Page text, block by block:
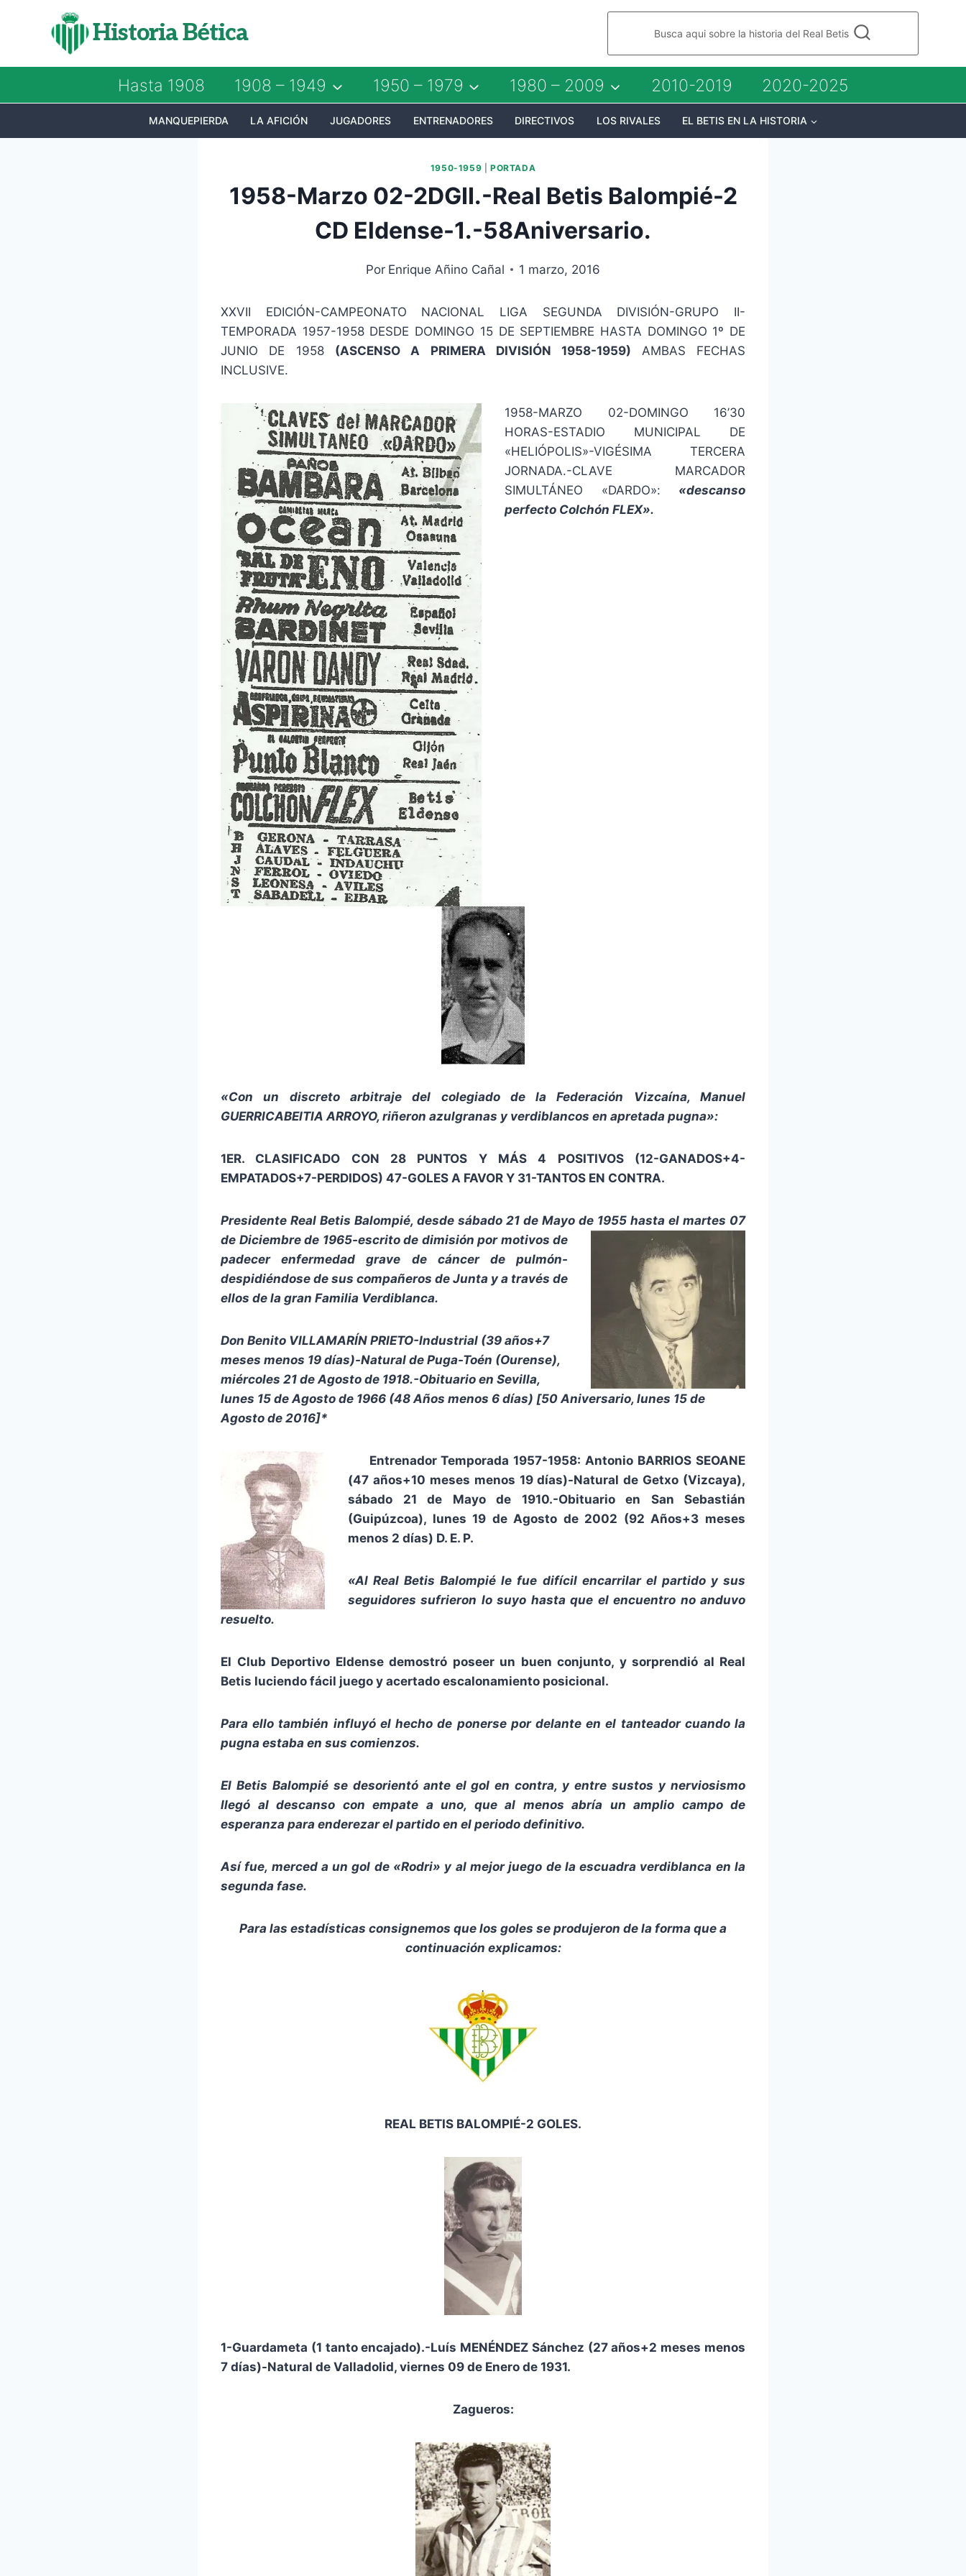
Historia Bética Busca aqui sobre la historia del Real Betis
Hasta 1908 1908 – 1949 1950 – 1979 1980 – 2009 2010-2019 2020-2025
MANQUEPIERDA LA AFICIÓN JUGADORES ENTRENADORES DIRECTIVOS LOS RIVALES EL BETIS EN LA HISTORIA
1950-1959 PORTADA
1958-Marzo 02-2DGII.-Real Betis Balompié-2
CD Eldense-1.-58Aniversario.
Por Enrique Añino Cañal 1 marzo, 2016
XXVII EDICIÓN-CAMPEONATO NACIONAL LIGA SEGUNDA DIVISIÓN-GRUPO II-
TEMPORADA 1957-1958 DESDE DOMINGO 15 DE SEPTIEMBRE HASTA DOMINGO 1º DE
JUNIO DE 1958 (ASCENSO A PRIMERA DIVISIÓN 1958-1959) AMBAS FECHAS
INCLUSIVE.
1958-MARZO 02-DOMINGO 16’30
HORAS-ESTADIO MUNICIPAL DE
«HELIÓPOLIS»-VIGÉSIMA TERCERA
JORNADA.-CLAVE MARCADOR
SIMULTÁNEO «DARDO»: «descanso
perfecto Colchón FLEX».
«Con un discreto arbitraje del colegiado de la Federación Vizcaína, Manuel
GUERRICABEITIA ARROYO, riñeron azulgranas y verdiblancos en apretada pugna»:
1ER. CLASIFICADO CON 28 PUNTOS Y MÁS 4 POSITIVOS (12-GANADOS+4-
EMPATADOS+7-PERDIDOS) 47-GOLES A FAVOR Y 31-TANTOS EN CONTRA.
Presidente Real Betis Balompié, desde sábado 21 de Mayo de 1955 hasta el martes 07
de Diciembre de 1965-escrito de dimisión por motivos de
padecer enfermedad grave de cáncer de pulmón-
despidiéndose de sus compañeros de Junta y a través de
ellos de la gran Familia Verdiblanca.
Don Benito VILLAMARÍN PRIETO-Industrial (39 años+7
meses menos 19 días)-Natural de Puga-Toén (Ourense),
miércoles 21 de Agosto de 1918.-Obituario en Sevilla,
lunes 15 de Agosto de 1966 (48 Años menos 6 días) [50 Aniversario, lunes 15 de
Agosto de 2016]*
Entrenador Temporada 1957-1958: Antonio BARRIOS SEOANE
(47 años+10 meses menos 19 días)-Natural de Getxo (Vizcaya),
sábado 21 de Mayo de 1910.-Obituario en San Sebastián
(Guipúzcoa), lunes 19 de Agosto de 2002 (92 Años+3 meses
menos 2 días) D. E. P.
«Al Real Betis Balompié le fue difícil encarrilar el partido y sus
seguidores sufrieron lo suyo hasta que el encuentro no anduvo
resuelto.
El Club Deportivo Eldense demostró poseer un buen conjunto, y sorprendió al Real
Betis luciendo fácil juego y acertado escalonamiento posicional.
Para ello también influyó el hecho de ponerse por delante en el tanteador cuando la
pugna estaba en sus comienzos.
El Betis Balompié se desorientó ante el gol en contra, y entre sustos y nerviosismo
llegó al descanso con empate a uno, que al menos abría un amplio campo de
esperanza para enderezar el partido en el periodo definitivo.
Así fue, merced a un gol de «Rodri» y al mejor juego de la escuadra verdiblanca en la
segunda fase.
Para las estadísticas consignemos que los goles se produjeron de la forma que a
continuación explicamos:
REAL BETIS BALOMPIÉ-2 GOLES.
1-Guardameta (1 tanto encajado).-Luís MENÉNDEZ Sánchez (27 años+2 meses menos
7 días)-Natural de Valladolid, viernes 09 de Enero de 1931.
Zagueros: